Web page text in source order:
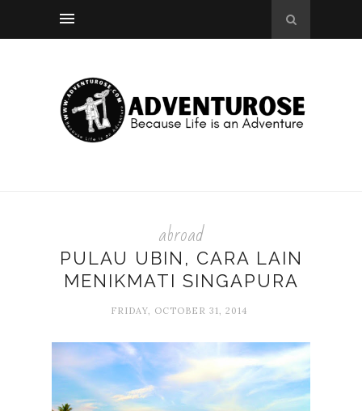
abroad
PULAU UBIN, CARA LAIN
MENIKMATI SINGAPURA
FRIDAY, OCTOBER 31, 2014